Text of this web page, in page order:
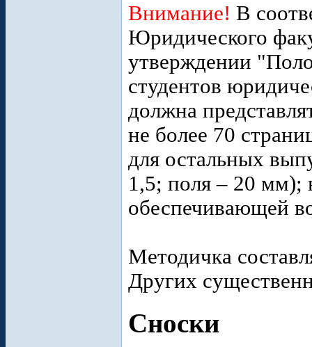
Внимание! В
Юридического
утверждении
студентов
должна
не более 70
для остальных
1,5; поля – 20 мм);
обеспечивающей
Методичка
Других
Сноски